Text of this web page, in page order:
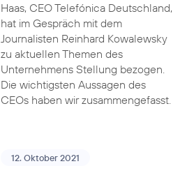
Haas, CEO Telefónica Deutschland,
hat im Gespräch mit dem
Journalisten Reinhard Kowalewsky
zu aktuellen Themen des
Unternehmens Stellung bezogen.
Die wichtigsten Aussagen des
CEOs haben wir zusammengefasst.
12. Oktober 2021